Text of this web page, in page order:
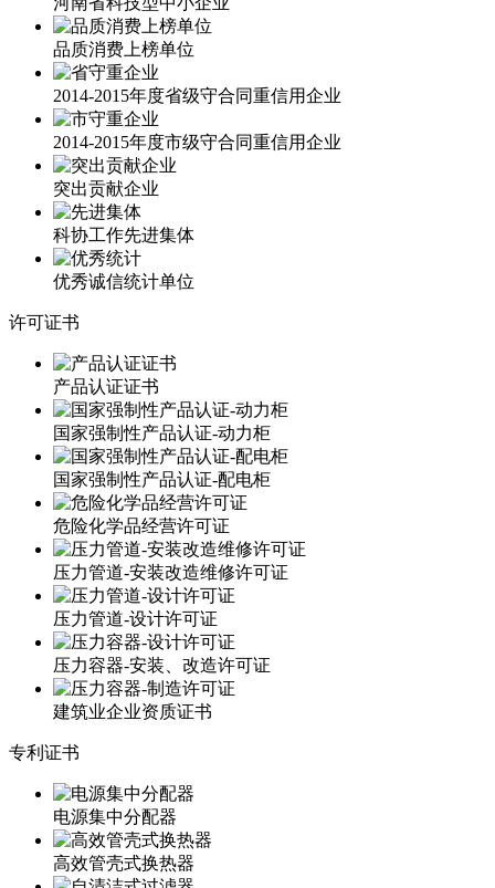
品质消费上榜单位
2014-2015年度省级守合同重信用企业
2014-2015年度市级守合同重信用企业
突出贡献企业
科协工作先进集体
优秀诚信统计单位
许可证书
产品认证证书
国家强制性产品认证-动力柜
国家强制性产品认证-配电柜
危险化学品经营许可证
压力管道-安装改造维修许可证
压力管道-设计许可证
压力容器-安装、改造许可证
建筑业企业资质证书
专利证书
电源集中分配器
高效管壳式换热器